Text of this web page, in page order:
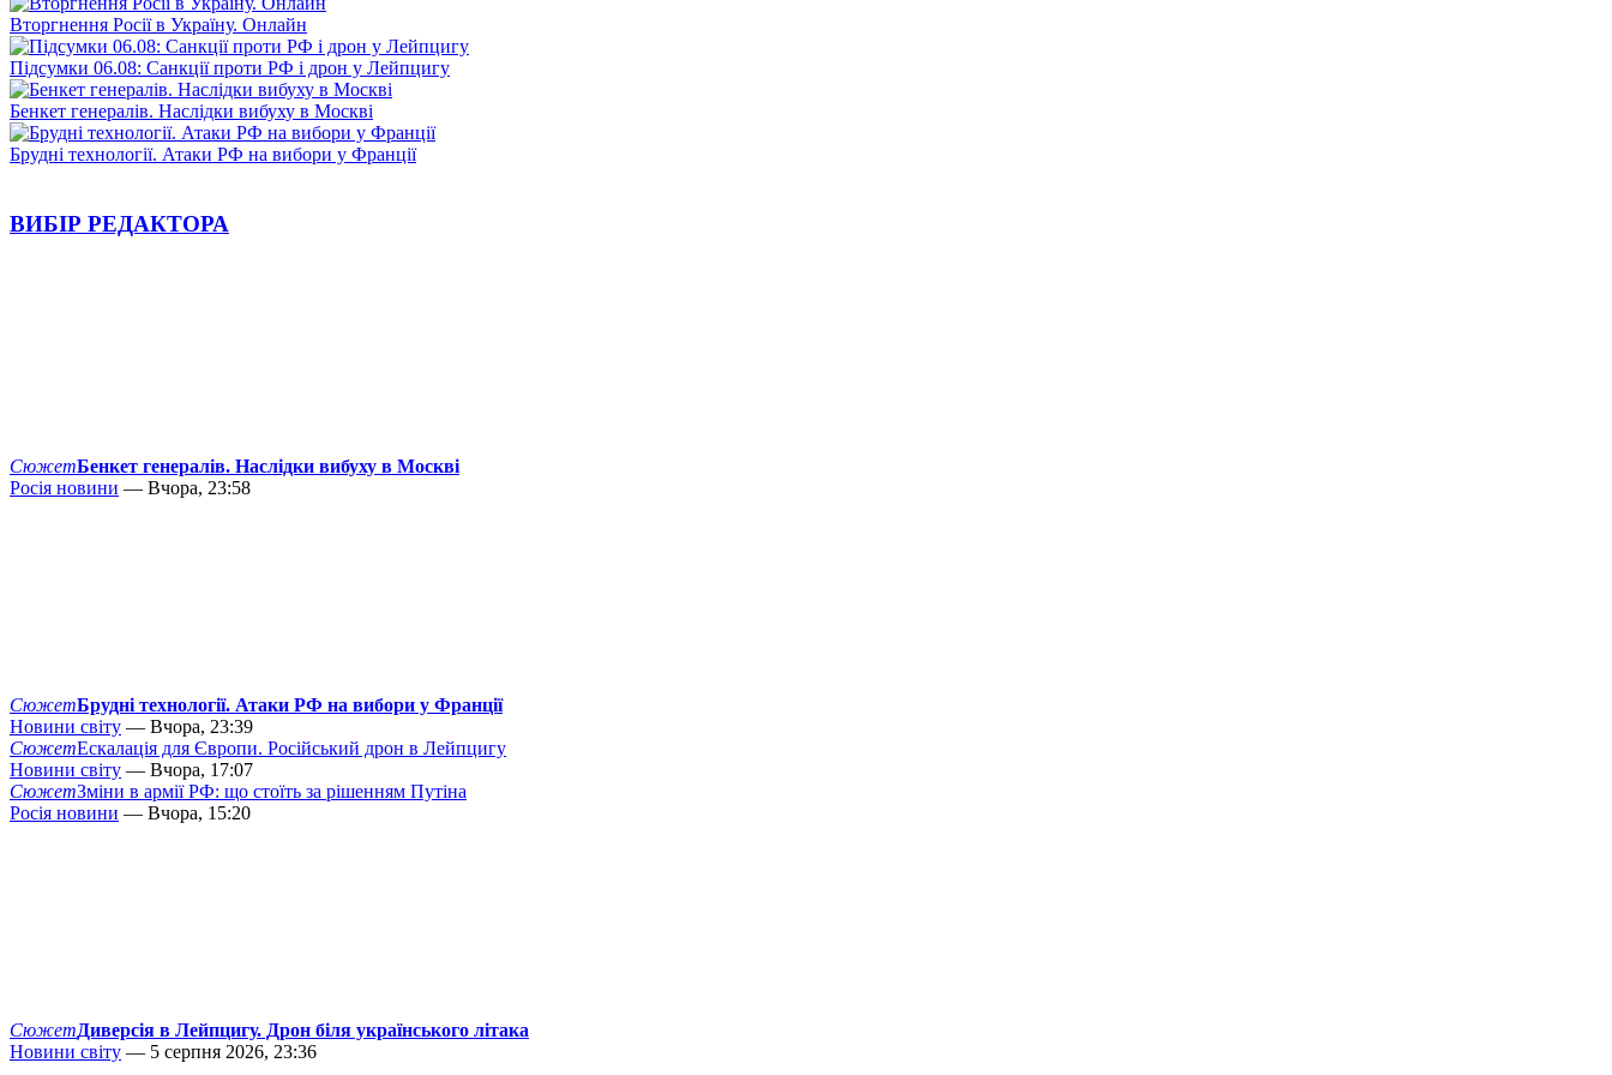
Вторгнення Росії в Україну. Онлайн
Підсумки 06.08: Санкції проти РФ і дрон у Лейпцигу
Бенкет генералів. Наслідки вибуху в Москві
Брудні технології. Атаки РФ на вибори у Франції
ВИБІР РЕДАКТОРА
СюжетБенкет генералів. Наслідки вибуху в Москві
Росія новини — Вчора, 23:58
СюжетБрудні технології. Атаки РФ на вибори у Франції
Новини світу — Вчора, 23:39
СюжетЕскалація для Європи. Російський дрон в Лейпцигу
Новини світу — Вчора, 17:07
СюжетЗміни в армії РФ: що стоїть за рішенням Путіна
Росія новини — Вчора, 15:20
СюжетДиверсія в Лейпцигу. Дрон біля українського літака
Новини світу — 5 серпня 2026, 23:36